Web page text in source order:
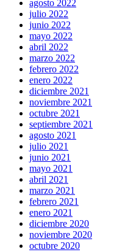
agosto 2022
julio 2022
junio 2022
mayo 2022
abril 2022
marzo 2022
febrero 2022
enero 2022
diciembre 2021
noviembre 2021
octubre 2021
septiembre 2021
agosto 2021
julio 2021
junio 2021
mayo 2021
abril 2021
marzo 2021
febrero 2021
enero 2021
diciembre 2020
noviembre 2020
octubre 2020